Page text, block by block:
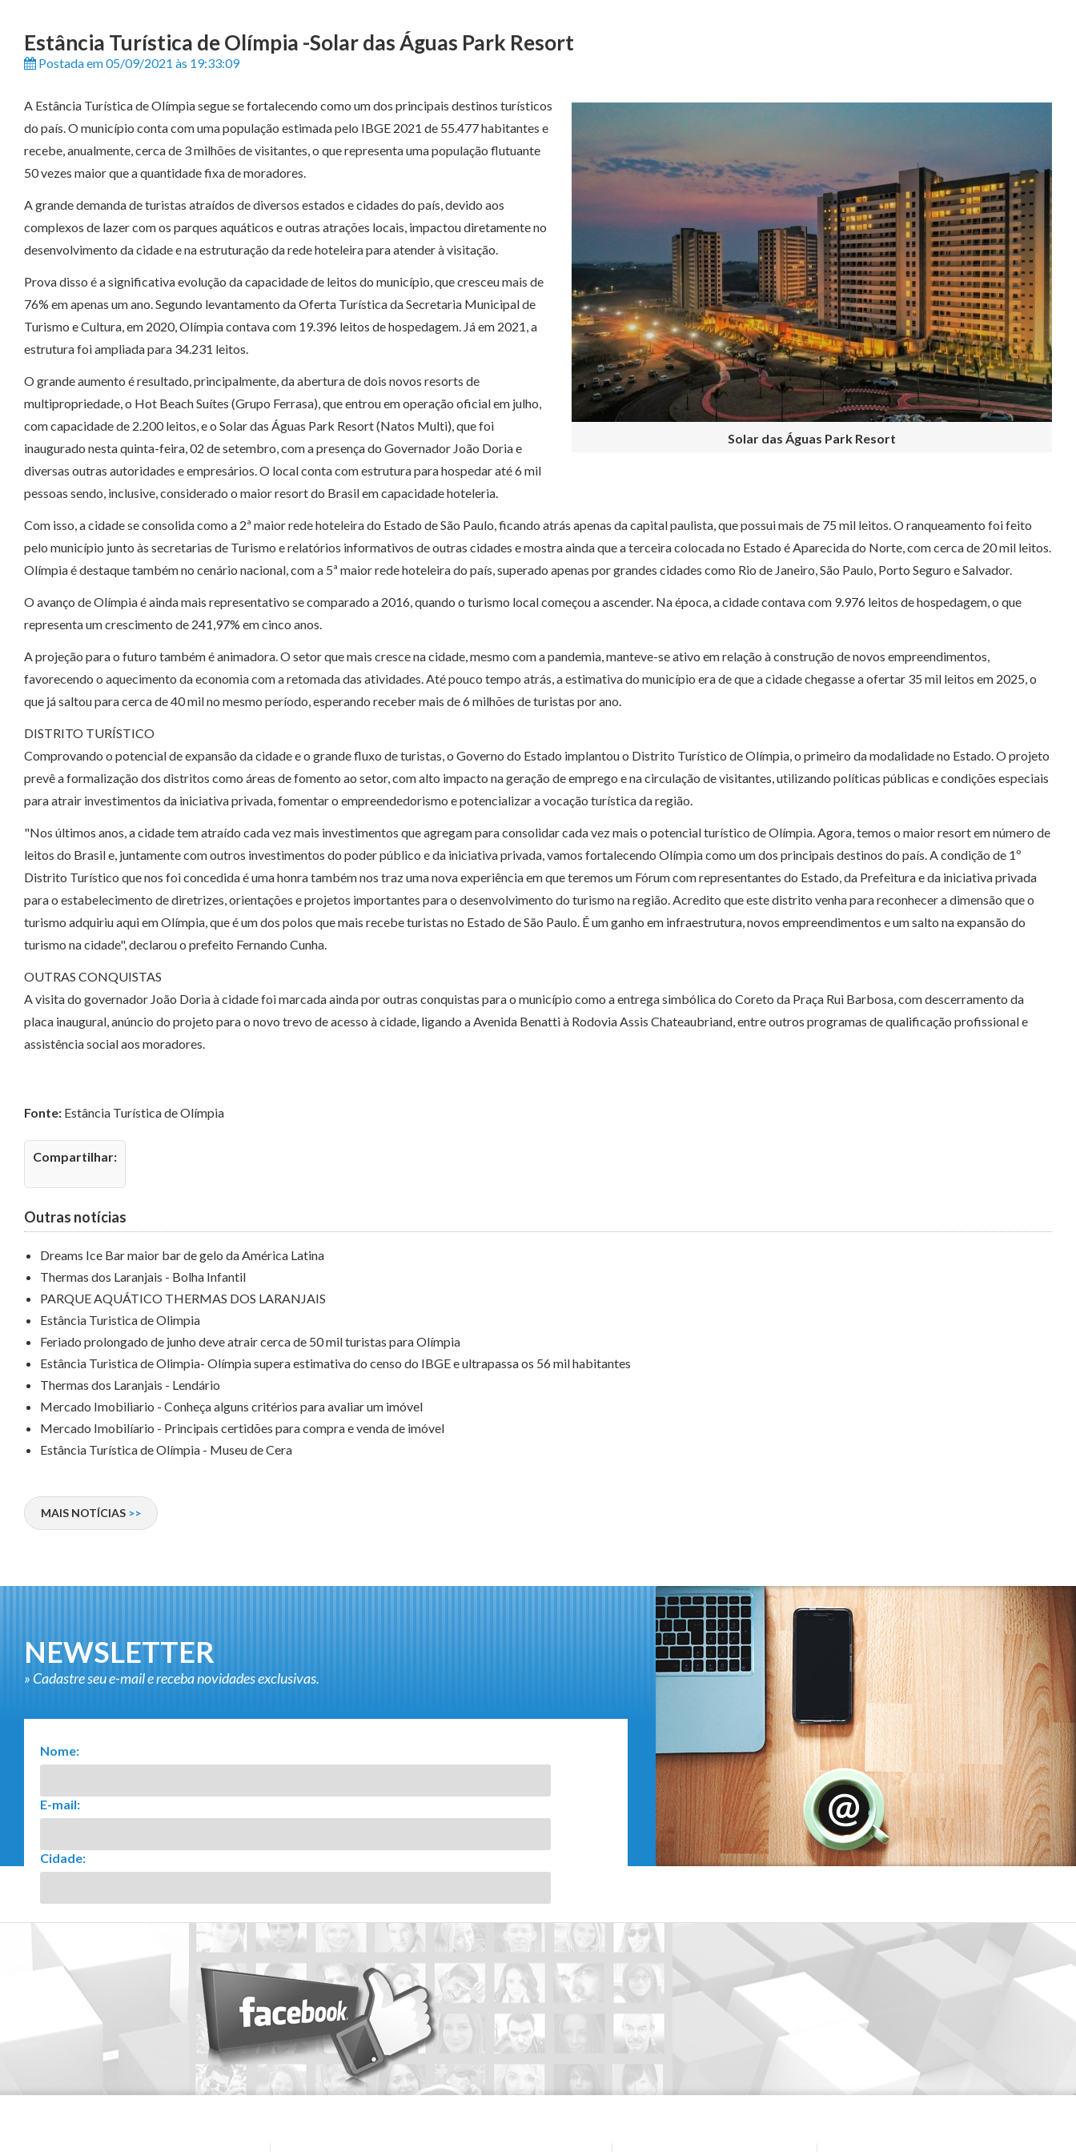
Estância Turística de Olímpia -Solar das Águas Park Resort
Postada em 05/09/2021 às 19:33:09
Solar das Águas Park Resort
A Estância Turística de Olímpia segue se fortalecendo como um dos principais destinos turísticos
do país. O município conta com uma população estimada pelo IBGE 2021 de 55.477 habitantes e
recebe, anualmente, cerca de 3 milhões de visitantes, o que representa uma população flutuante
50 vezes maior que a quantidade fixa de moradores.
A grande demanda de turistas atraídos de diversos estados e cidades do país, devido aos
complexos de lazer com os parques aquáticos e outras atrações locais, impactou diretamente no
desenvolvimento da cidade e na estruturação da rede hoteleira para atender à visitação.
Prova disso é a significativa evolução da capacidade de leitos do município, que cresceu mais de
76% em apenas um ano. Segundo levantamento da Oferta Turística da Secretaria Municipal de
Turismo e Cultura, em 2020, Olímpia contava com 19.396 leitos de hospedagem. Já em 2021, a
estrutura foi ampliada para 34.231 leitos.
O grande aumento é resultado, principalmente, da abertura de dois novos resorts de
multipropriedade, o Hot Beach Suítes (Grupo Ferrasa), que entrou em operação oficial em julho,
com capacidade de 2.200 leitos, e o Solar das Águas Park Resort (Natos Multi), que foi
inaugurado nesta quinta-feira, 02 de setembro, com a presença do Governador João Doria e
diversas outras autoridades e empresários. O local conta com estrutura para hospedar até 6 mil
pessoas sendo, inclusive, considerado o maior resort do Brasil em capacidade hoteleria.
Com isso, a cidade se consolida como a 2ª maior rede hoteleira do Estado de São Paulo, ficando atrás apenas da capital paulista, que possui mais de 75 mil leitos. O ranqueamento foi feito
pelo município junto às secretarias de Turismo e relatórios informativos de outras cidades e mostra ainda que a terceira colocada no Estado é Aparecida do Norte, com cerca de 20 mil leitos.
Olímpia é destaque também no cenário nacional, com a 5ª maior rede hoteleira do país, superado apenas por grandes cidades como Rio de Janeiro, São Paulo, Porto Seguro e Salvador.
O avanço de Olímpia é ainda mais representativo se comparado a 2016, quando o turismo local começou a ascender. Na época, a cidade contava com 9.976 leitos de hospedagem, o que
representa um crescimento de 241,97% em cinco anos.
A projeção para o futuro também é animadora. O setor que mais cresce na cidade, mesmo com a pandemia, manteve-se ativo em relação à construção de novos empreendimentos,
favorecendo o aquecimento da economia com a retomada das atividades. Até pouco tempo atrás, a estimativa do município era de que a cidade chegasse a ofertar 35 mil leitos em 2025, o
que já saltou para cerca de 40 mil no mesmo período, esperando receber mais de 6 milhões de turistas por ano.
DISTRITO TURÍSTICO
Comprovando o potencial de expansão da cidade e o grande fluxo de turistas, o Governo do Estado implantou o Distrito Turístico de Olímpia, o primeiro da modalidade no Estado. O projeto
prevê a formalização dos distritos como áreas de fomento ao setor, com alto impacto na geração de emprego e na circulação de visitantes, utilizando políticas públicas e condições especiais
para atrair investimentos da iniciativa privada, fomentar o empreendedorismo e potencializar a vocação turística da região.
"Nos últimos anos, a cidade tem atraído cada vez mais investimentos que agregam para consolidar cada vez mais o potencial turístico de Olímpia. Agora, temos o maior resort em número de
leitos do Brasil e, juntamente com outros investimentos do poder público e da iniciativa privada, vamos fortalecendo Olímpia como um dos principais destinos do país. A condição de 1º
Distrito Turístico que nos foi concedida é uma honra também nos traz uma nova experiência em que teremos um Fórum com representantes do Estado, da Prefeitura e da iniciativa privada
para o estabelecimento de diretrizes, orientações e projetos importantes para o desenvolvimento do turismo na região. Acredito que este distrito venha para reconhecer a dimensão que o
turismo adquiriu aqui em Olímpia, que é um dos polos que mais recebe turistas no Estado de São Paulo. É um ganho em infraestrutura, novos empreendimentos e um salto na expansão do
turismo na cidade", declarou o prefeito Fernando Cunha.
OUTRAS CONQUISTAS
A visita do governador João Doria à cidade foi marcada ainda por outras conquistas para o município como a entrega simbólica do Coreto da Praça Rui Barbosa, com descerramento da
placa inaugural, anúncio do projeto para o novo trevo de acesso à cidade, ligando a Avenida Benatti à Rodovia Assis Chateaubriand, entre outros programas de qualificação profissional e
assistência social aos moradores.
Fonte: Estância Turística de Olímpia
Compartilhar:
Outras notícias
Dreams Ice Bar maior bar de gelo da América Latina
Thermas dos Laranjais - Bolha Infantil
PARQUE AQUÁTICO THERMAS DOS LARANJAIS
Estância Turistica de Olimpia
Feriado prolongado de junho deve atrair cerca de 50 mil turistas para Olímpia
Estância Turistica de Olimpia- Olímpia supera estimativa do censo do IBGE e ultrapassa os 56 mil habitantes
Thermas dos Laranjais - Lendário
Mercado Imobiliario - Conheça alguns critérios para avaliar um imóvel
Mercado Imobilíario - Principais certidões para compra e venda de imóvel
Estância Turística de Olímpia - Museu de Cera
MAIS NOTÍCIAS
NEWSLETTER
» Cadastre seu e-mail e receba novidades exclusivas.
Nome:
E-mail:
Cidade: